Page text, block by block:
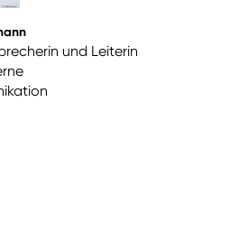
und Leiterin